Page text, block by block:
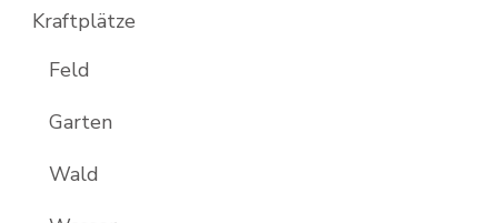
Kraftplätze
Feld
Garten
Wald